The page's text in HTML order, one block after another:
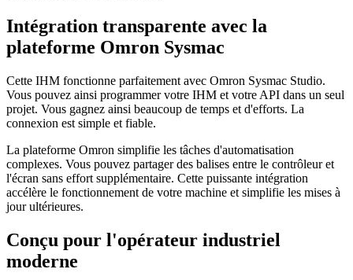
Intégration transparente avec la
plateforme Omron Sysmac
Cette IHM fonctionne parfaitement avec Omron Sysmac Studio.
Vous pouvez ainsi programmer votre IHM et votre API dans un seul
projet. Vous gagnez ainsi beaucoup de temps et d'efforts. La
connexion est simple et fiable.
La plateforme Omron simplifie les tâches d'automatisation
complexes. Vous pouvez partager des balises entre le contrôleur et
l'écran sans effort supplémentaire. Cette puissante intégration
accélère le fonctionnement de votre machine et simplifie les mises à
jour ultérieures.
Conçu pour l'opérateur industriel
moderne